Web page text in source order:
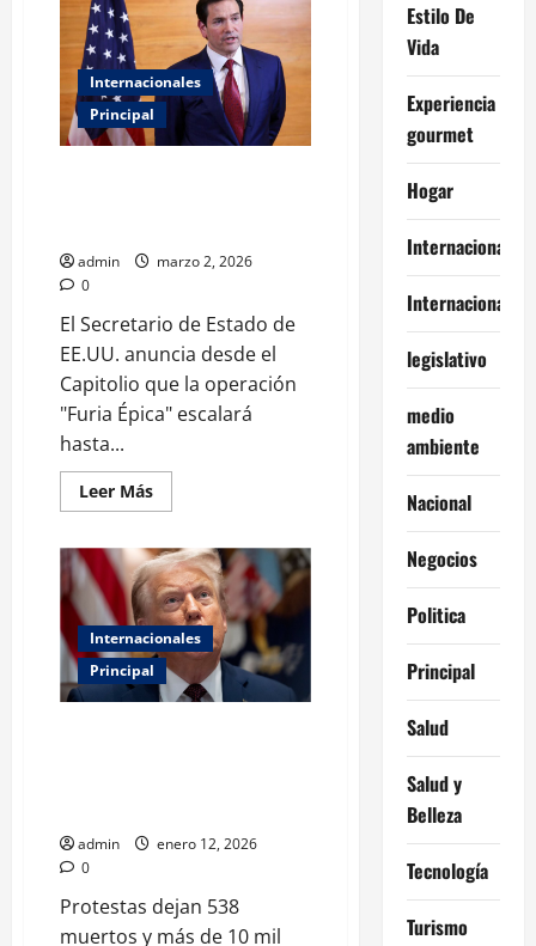
días
de
ofensiva
«El
conflicto
con
Irán
Internacionales
Principal
admin
marzo 2, 2026
0
El Secretario de Estado de
EE.UU. anuncia desde el
Capitolio que la operación
"Furia Épica" escalará
hasta...
Leer MásLeer
más
EE.
UU.
escala
la
presión:
Rubio
asegura
que
lo
peor
Internacionales
Principal
admin
enero 12, 2026
0
Protestas dejan 538
muertos y más de 10 mil
Estilo De
Vida
Experiencia
gourmet
Hogar
Internacional
Internacionales
legislativo
medio
ambiente
Nacional
Negocios
Politica
Principal
Salud
Salud y
Belleza
Tecnología
Turismo